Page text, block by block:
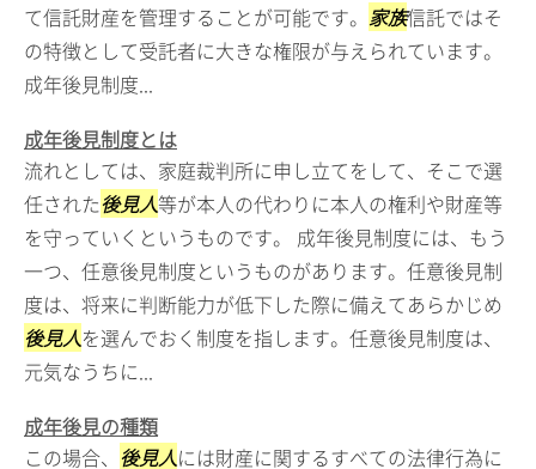
て信託財産を管理することが可能です。 家族信託ではそ
の特徴として受託者に大きな権限が与えられています。
成年後見制度...
成年後見制度とは
流れとしては、家庭裁判所に申し立てをして、そこで選
任された後見人等が本人の代わりに本人の権利や財産等
を守っていくというものです。 成年後見制度には、もう
一つ、任意後見制度というものがあります。任意後見制
度は、将来に判断能力が低下した際に備えてあらかじめ
後見人を選んでおく制度を指します。任意後見制度は、
元気なうちに...
成年後見の種類
この場合、 後見人には財産に関するすべての法律行為に